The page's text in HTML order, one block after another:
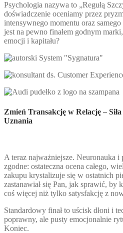
Psychologia nazywa to „Regułą
doświadczenie oceniamy przez
intensywnego momentu oraz
jest na pewno finałem godnym
emocji i kapitału?
Zmień Transakcję w Relację –
Uznania
A teraz najważniejsze. Neuronauka i
zgodne: ostateczna ocena całego,
zakupu krystalizuje się w ostatnich
zastanawiał się Pan, jak sprawić, by
coś więcej niż tylko satysfakcję z
Standardowy finał to uścisk dłoni i
poprawny, ale pusty emocjonalnie
Koniec.